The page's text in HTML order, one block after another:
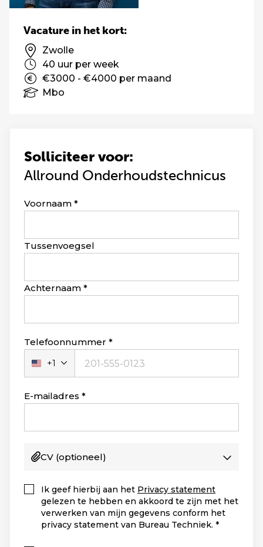
Solliciteer voor:
Allround Onderhoudstechnicus
Leave
blank
Voornaam
Tussenvoegsel
Achternaam
Telefoonnummer
Verenigde
Staten
+1
+1
E-mailadres
CV (optioneel)
Ik geef hierbij aan het Privacy statement
gelezen te hebben en akkoord te zijn met het
verwerken van mijn gegevens conform het
privacy statement van Bureau Techniek.
Vacature in het kort:
Zwolle
40 uur per week
€3000 - €4000 per maand
Mbo